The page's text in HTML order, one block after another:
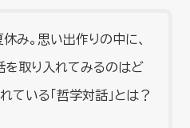
み。思い出作りの中に、
を取り入れてみるのはど
いる「哲学対話」とは？